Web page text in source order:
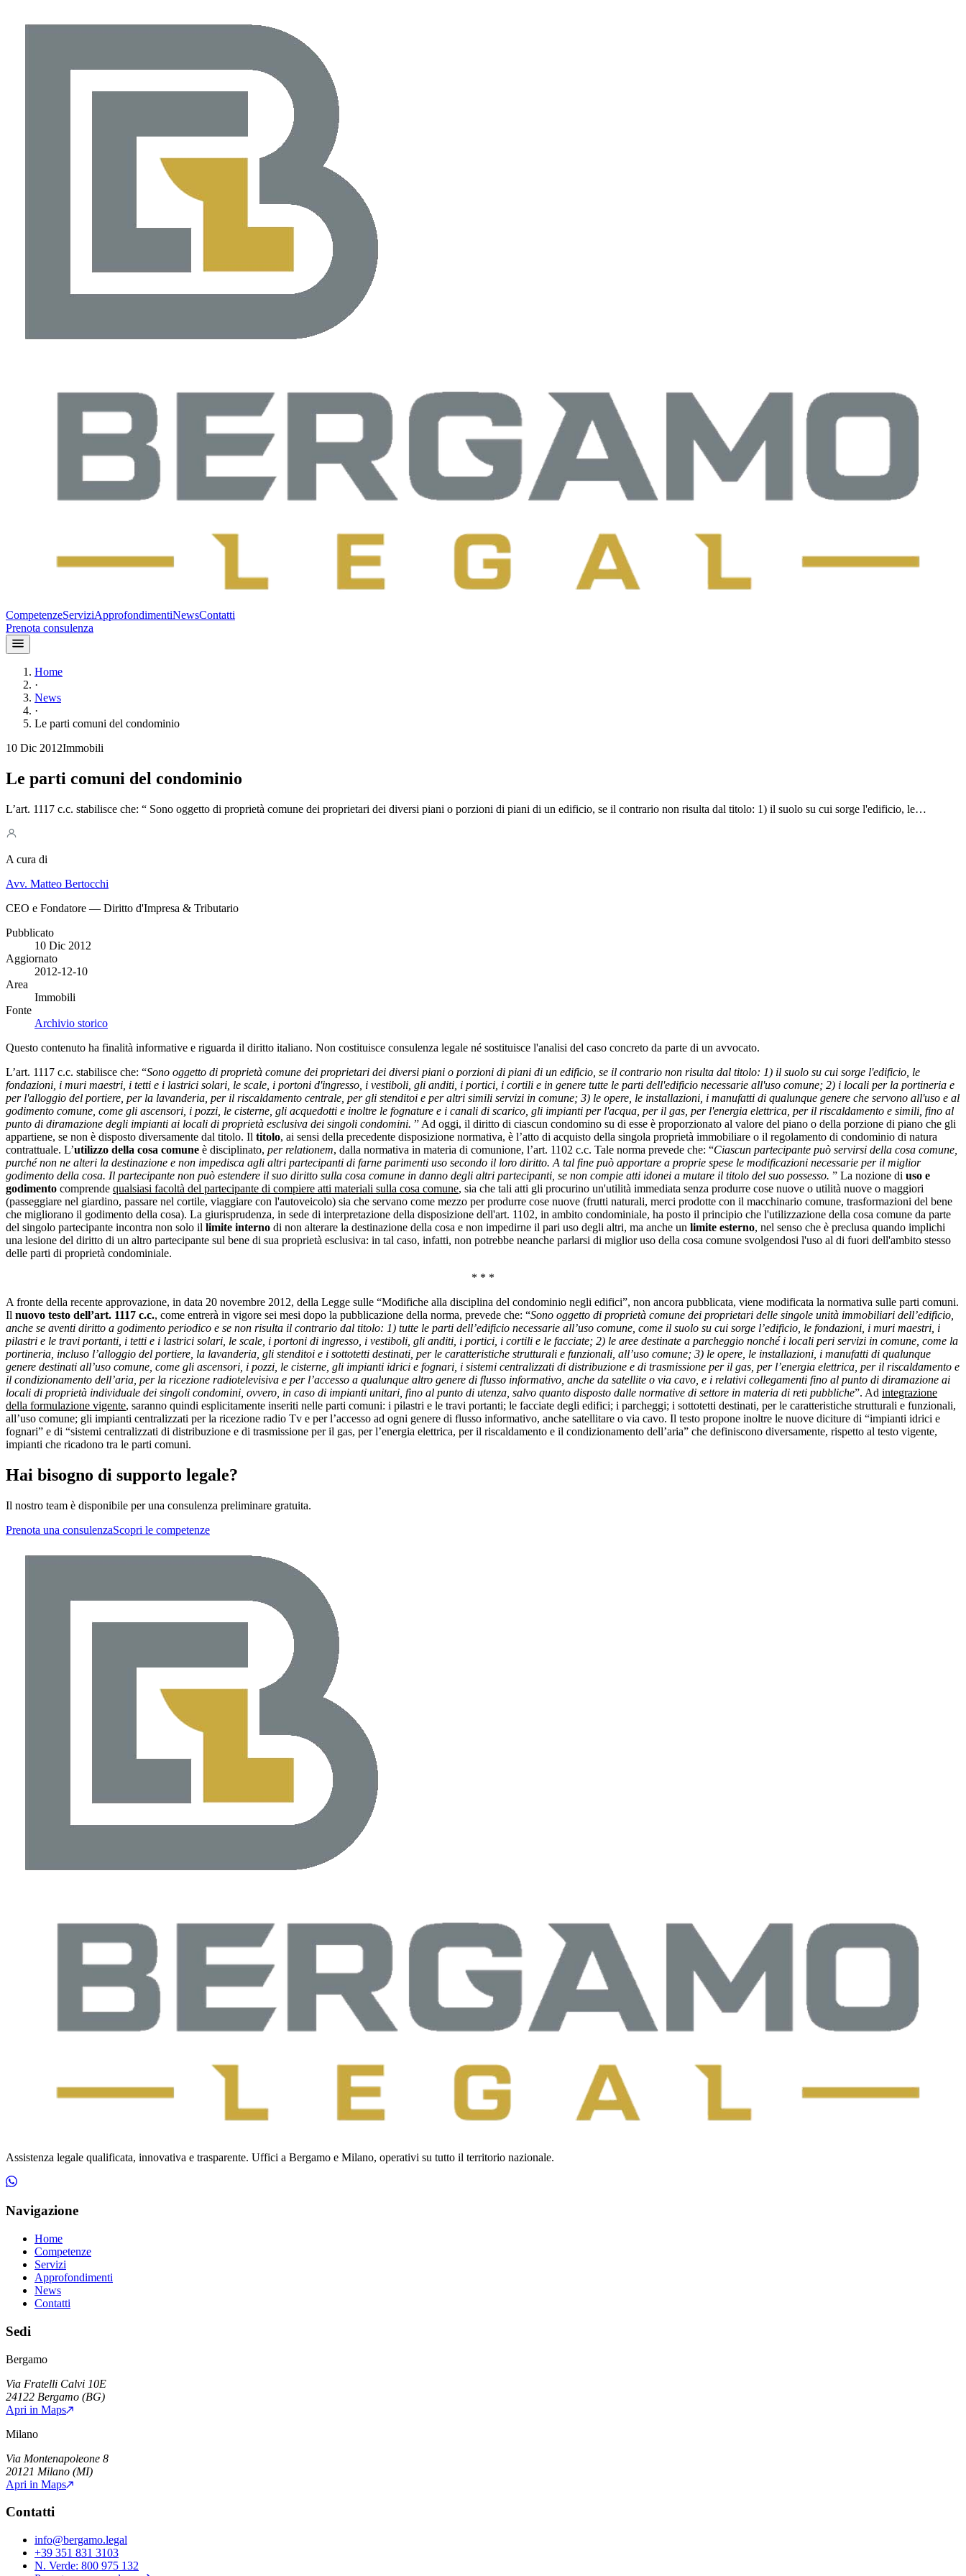
CompetenzeServiziApprofondimentiNewsContatti
Prenota consulenza
Home
·
News
·
Le parti comuni del condominio
10 Dic 2012Immobili
Le parti comuni del condominio
L’art. 1117 c.c. stabilisce che: “ Sono oggetto di proprietà comune dei proprietari dei diversi piani o porzioni di piani di un edificio, se il contrario non risulta dal titolo: 1) il suolo su cui sorge l'edificio, le…
A cura di
Avv. Matteo Bertocchi
CEO e Fondatore — Diritto d'Impresa & Tributario
Pubblicato
10 Dic 2012
Aggiornato
2012-12-10
Area
Immobili
Fonte
Archivio storico
Questo contenuto ha finalità informative e riguarda il diritto italiano. Non costituisce consulenza legale né sostituisce l'analisi del caso concreto da parte di un avvocato.
L’art. 1117 c.c. stabilisce che: “Sono oggetto di proprietà comune dei proprietari dei diversi piani o porzioni di piani di un edificio, se il contrario non risulta dal titolo: 1) il suolo su cui sorge l'edificio, le
fondazioni, i muri maestri, i tetti e i lastrici solari, le scale, i portoni d'ingresso, i vestiboli, gli anditi, i portici, i cortili e in genere tutte le parti dell'edificio necessarie all'uso comune; 2) i locali per la portineria e
per l'alloggio del portiere, per la lavanderia, per il riscaldamento centrale, per gli stenditoi e per altri simili servizi in comune; 3) le opere, le installazioni, i manufatti di qualunque genere che servono all'uso e al
godimento comune, come gli ascensori, i pozzi, le cisterne, gli acquedotti e inoltre le fognature e i canali di scarico, gli impianti per l'acqua, per il gas, per l'energia elettrica, per il riscaldamento e simili, fino al
punto di diramazione degli impianti ai locali di proprietà esclusiva dei singoli condomini. ” Ad oggi, il diritto di ciascun condomino su di esse è proporzionato al valore del piano o della porzione di piano che gli
appartiene, se non è disposto diversamente dal titolo. Il titolo, ai sensi della precedente disposizione normativa, è l’atto di acquisto della singola proprietà immobiliare o il regolamento di condominio di natura
contrattuale. L’utilizzo della cosa comune è disciplinato, per relationem, dalla normativa in materia di comunione, l’art. 1102 c.c. Tale norma prevede che: “Ciascun partecipante può servirsi della cosa comune,
purché non ne alteri la destinazione e non impedisca agli altri partecipanti di farne parimenti uso secondo il loro diritto. A tal fine può apportare a proprie spese le modificazioni necessarie per il miglior
godimento della cosa. Il partecipante non può estendere il suo diritto sulla cosa comune in danno degli altri partecipanti, se non compie atti idonei a mutare il titolo del suo possesso. ” La nozione di uso e
godimento comprende qualsiasi facoltà del partecipante di compiere atti materiali sulla cosa comune, sia che tali atti gli procurino un'utilità immediata senza produrre cose nuove o utilità nuove o maggiori
(passeggiare nel giardino, passare nel cortile, viaggiare con l'autoveicolo) sia che servano come mezzo per produrre cose nuove (frutti naturali, merci prodotte con il macchinario comune, trasformazioni del bene
che migliorano il godimento della cosa). La giurisprudenza, in sede di interpretazione della disposizione dell'art. 1102, in ambito condominiale, ha posto il principio che l'utilizzazione della cosa comune da parte
del singolo partecipante incontra non solo il limite interno di non alterare la destinazione della cosa e non impedirne il pari uso degli altri, ma anche un limite esterno, nel senso che è preclusa quando implichi
una lesione del diritto di un altro partecipante sul bene di sua proprietà esclusiva: in tal caso, infatti, non potrebbe neanche parlarsi di miglior uso della cosa comune svolgendosi l'uso al di fuori dell'ambito stesso
delle parti di proprietà condominiale.
* * *
A fronte della recente approvazione, in data 20 novembre 2012, della Legge sulle “Modifiche alla disciplina del condominio negli edifici”, non ancora pubblicata, viene modificata la normativa sulle parti comuni.
Il nuovo testo dell’art. 1117 c.c., come entrerà in vigore sei mesi dopo la pubblicazione della norma, prevede che: “Sono oggetto di proprietà comune dei proprietari delle singole unità immobiliari dell’edificio,
anche se aventi diritto a godimento periodico e se non risulta il contrario dal titolo: 1) tutte le parti dell’edificio necessarie all’uso comune, come il suolo su cui sorge l’edificio, le fondazioni, i muri maestri, i
pilastri e le travi portanti, i tetti e i lastrici solari, le scale, i portoni di ingresso, i vestiboli, gli anditi, i portici, i cortili e le facciate; 2) le aree destinate a parcheggio nonché i locali peri servizi in comune, come la
portineria, incluso l’alloggio del portiere, la lavanderia, gli stenditoi e i sottotetti destinati, per le caratteristiche strutturali e funzionali, all’uso comune; 3) le opere, le installazioni, i manufatti di qualunque
genere destinati all’uso comune, come gli ascensori, i pozzi, le cisterne, gli impianti idrici e fognari, i sistemi centralizzati di distribuzione e di trasmissione per il gas, per l’energia elettrica, per il riscaldamento e
il condizionamento dell’aria, per la ricezione radiotelevisiva e per l’accesso a qualunque altro genere di flusso informativo, anche da satellite o via cavo, e i relativi collegamenti fino al punto di diramazione ai
locali di proprietà individuale dei singoli condomini, ovvero, in caso di impianti unitari, fino al punto di utenza, salvo quanto disposto dalle normative di settore in materia di reti pubbliche”. Ad integrazione
della formulazione vigente, saranno quindi esplicitamente inseriti nelle parti comuni: i pilastri e le travi portanti; le facciate degli edifici; i parcheggi; i sottotetti destinati, per le caratteristiche strutturali e funzionali,
all’uso comune; gli impianti centralizzati per la ricezione radio Tv e per l’accesso ad ogni genere di flusso informativo, anche satellitare o via cavo. Il testo propone inoltre le nuove diciture di “impianti idrici e
fognari” e di “sistemi centralizzati di distribuzione e di trasmissione per il gas, per l’energia elettrica, per il riscaldamento e il condizionamento dell’aria” che definiscono diversamente, rispetto al testo vigente,
impianti che ricadono tra le parti comuni.
Hai bisogno di supporto legale?
Il nostro team è disponibile per una consulenza preliminare gratuita.
Prenota una consulenzaScopri le competenze
Assistenza legale qualificata, innovativa e trasparente. Uffici a Bergamo e Milano, operativi su tutto il territorio nazionale.
Navigazione
Home
Competenze
Servizi
Approfondimenti
News
Contatti
Sedi
Bergamo
Via Fratelli Calvi 10E
24122 Bergamo (BG)
Apri in Maps
Milano
Via Montenapoleone 8
20121 Milano (MI)
Apri in Maps
Contatti
info@bergamo.legal
+39 351 831 3103
N. Verde: 800 975 132